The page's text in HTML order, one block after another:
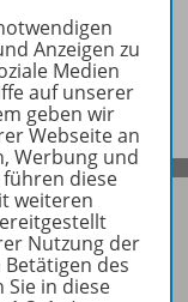
Anzeigen zu
Medien
auf unserer
geben wir
Webseite an
Werbung und
diese
weiteren
Nutzung der
des
Sie in diese